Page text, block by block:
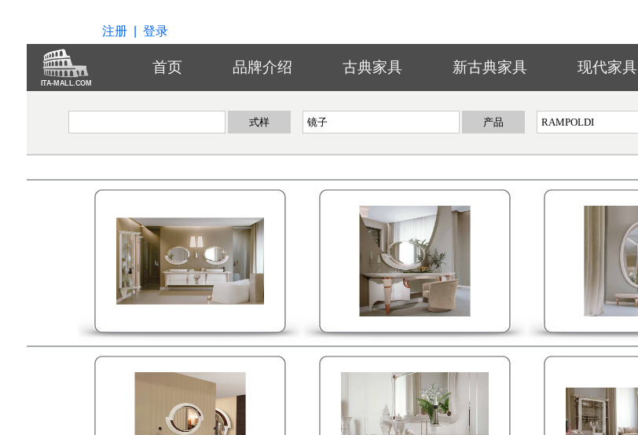
注册| 登录
ITA-MALL.COM
首页 品牌介绍 古典家具 新古典家具 现代家具